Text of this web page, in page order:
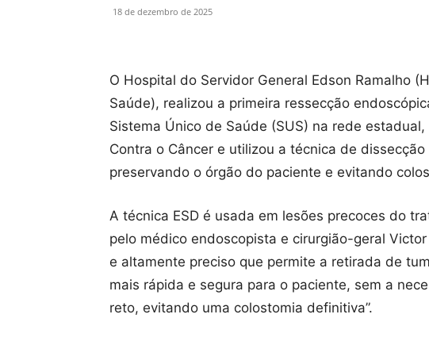
18 de dezembro de 2025
O Hospital do Servidor General Edson Ramalho
Saúde), realizou a primeira ressecção
Sistema Único de Saúde (SUS) na rede
Contra o Câncer e utilizou a técnica de
preservando o órgão do paciente e evitando
A técnica ESD é usada em lesões precoces do
pelo médico endoscopista e cirurgião-geral
e altamente preciso que permite a retirada de
mais rápida e segura para o paciente, sem a
reto, evitando uma colostomia definitiva”.